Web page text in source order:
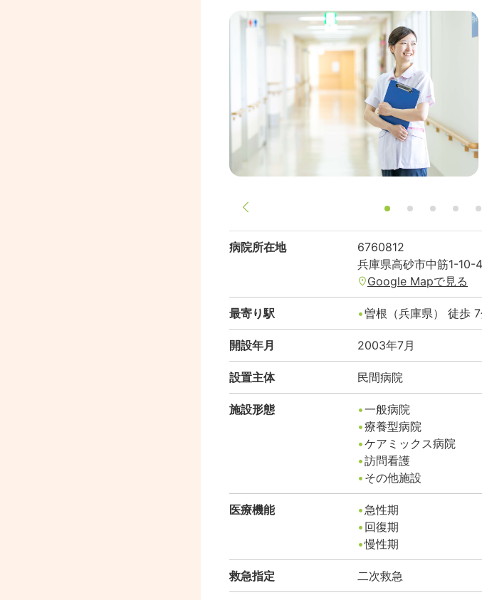
病院所在地
6760812
兵庫県高砂市中筋1-10-
Google Mapで見る
最寄り駅 曽根（兵庫県） 徒歩 7
開設年月 2003年7月
設置主体 民間病院
施設形態
一般病院
療養型病院
ケアミックス病院
訪問看護
その他施設
医療機能
急性期
回復期
慢性期
救急指定 二次救急